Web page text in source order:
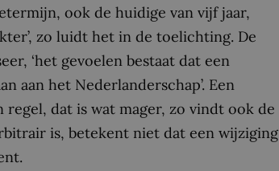
ook de huidige van vijf jaar,
zo luidt het in de toelichting. De
‘het gevoelen bestaat dat een
aan het Nederlanderschap’. Een
regel, dat is wat mager, zo vindt ook de
is, betekent niet dat een wijziging